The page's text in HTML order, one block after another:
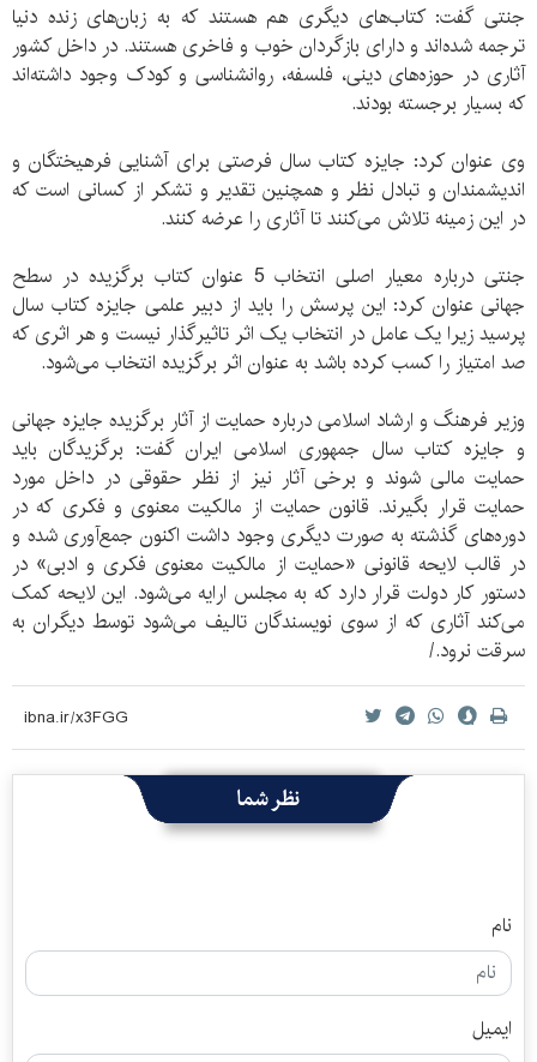
جنتی گفت: کتاب‌های دیگری هم هستند که به زبان‌های زنده دنیا
ترجمه شده‌اند و دارای بازگردان خوب و فاخری هستند. در داخل کشور
آثاری در حوزه‌های دینی، فلسفه، روانشناسی و کودک وجود داشته‌اند
که بسیار برجسته بودند.
وی عنوان کرد: جایزه کتاب سال فرصتی برای آشنایی فرهیختگان و
اندیشمندان و تبادل نظر و همچنین تقدیر و تشکر از کسانی است که
در این زمینه تلاش می‌کنند تا آثاری را عرضه کنند.
جنتی درباره معیار اصلی انتخاب 5 عنوان کتاب برگزیده در سطح
جهانی عنوان کرد: این پرسش را باید از دبیر علمی جایزه کتاب سال
پرسید زیرا یک عامل در انتخاب یک اثر تاثیرگذار نیست و هر اثری که
صد امتیاز را کسب کرده باشد به عنوان اثر برگزیده انتخاب می‌شود.
وزیر فرهنگ و ارشاد اسلامی درباره حمایت از آثار برگزیده جایزه جهانی
و جایزه کتاب سال جمهوری اسلامی ایران گفت: برگزیدگان باید
حمایت مالی شوند و برخی آثار نیز از نظر حقوقی در داخل مورد
حمایت قرار بگیرند. قانون حمایت از مالکیت معنوی و فکری که در
دوره‌های گذشته به صورت دیگری وجود داشت اکنون جمع‌آوری شده و
در قالب لایحه قانونی «حمایت از مالکیت معنوی فکری و ادبی» در
دستور کار دولت قرار دارد که به مجلس ارایه می‌شود. این لایحه کمک
می‌کند آثاری که از سوی نویسندگان تالیف می‌شود توسط دیگران به
سرقت نرود./
نظر شما
نام
ایمیل